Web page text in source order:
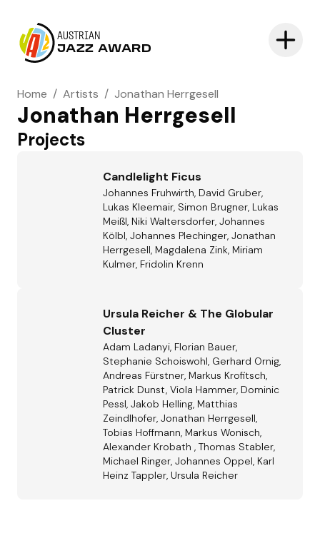
AUSTRIAN
JAZZ AWARD
Home / Artists / Jonathan Herrgesell
Jonathan Herrgesell
Projects
Candlelight Ficus
Johannes Fruhwirth, David Gruber,
Lukas Kleemair, Simon Brugner, Lukas
Meißl, Niki Waltersdorfer, Johannes
Kölbl, Johannes Plechinger, Jonathan
Herrgesell, Magdalena Zink, Miriam
Kulmer, Fridolin Krenn
Ursula Reicher & The Globular
Cluster
Adam Ladanyi, Florian Bauer,
Stephanie Schoiswohl, Gerhard Ornig,
Andreas Fürstner, Markus Krofitsch,
Patrick Dunst, Viola Hammer, Dominic
Pessl, Jakob Helling, Matthias
Zeindlhofer, Jonathan Herrgesell,
Tobias Hoffmann, Markus Wonisch,
Alexander Krobath , Thomas Stabler,
Michael Ringer, Johannes Oppel, Karl
Heinz Tappler, Ursula Reicher